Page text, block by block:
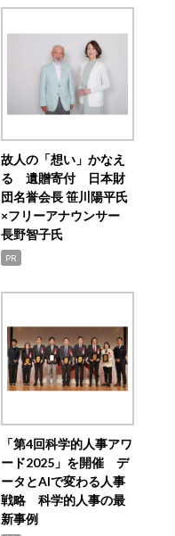
故人の「想い」かなえ
る 遺贈寄付 日本財
団名誉会長 笹川陽平氏
×フリーアナウンサー
長野智子氏
PR
「第4回科学的人事アワ
ード2025」を開催 デ
ータとAIで変わる人事
戦略 科学的人事の最
新事例